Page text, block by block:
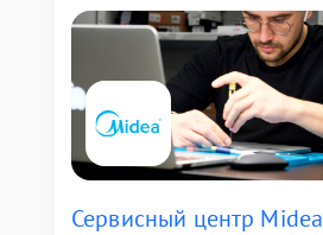
Сервисный центр Midea